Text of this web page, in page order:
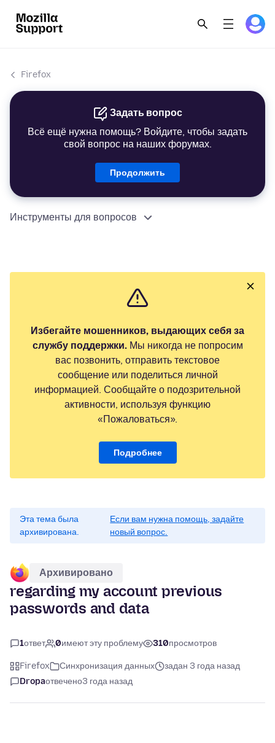
Firefox
Задать вопрос
Всё ещё нужна помощь? Войдите, чтобы задать
свой вопрос на наших форумах.
Продолжить
Инструменты для вопросов
Избегайте мошенников, выдающих себя за
службу поддержки.Мы никогда не попросим
вас позвонить, отправить текстовое
сообщение или поделиться личной
информацией. Сообщайте о подозрительной
активности, используя функцию
«Пожаловаться».
Подробнее
Эта тема была
архивирована.
Если вам нужна помощь, задайте
новый вопрос.
Архивировано
regarding my account previous
passwords and data
1ответ 0имеют эту проблему 310просмотров
Firefox Синхронизация данных
задан 3 года назад
Dropaотвечено3 года назад